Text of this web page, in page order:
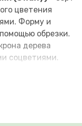
цветения
Форму и
обрезки.
дерева
соцветиями.
с глянцевым